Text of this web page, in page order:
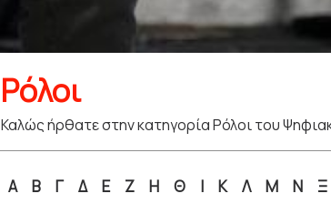
Ρόλοι
Καλώς ήρθατε στην κατηγορία Ρόλοι του
Α Β Γ Δ Ε Ζ Η Θ Ι Κ Λ Μ Ν Ξ